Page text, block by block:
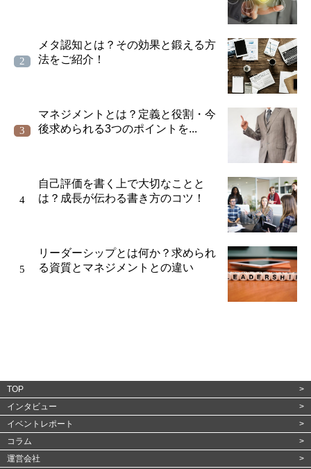
メタ認知とは？その効果と鍛える方
法をご紹介！
マネジメントとは？定義と役割・今
後求められる3つのポイントを...
自己評価を書く上で大切なことと
は？成長が伝わる書き方のコツ！
リーダーシップとは何か？求められ
る資質とマネジメントとの違い
TOP
インタビュー
イベントレポート
コラム
運営会社